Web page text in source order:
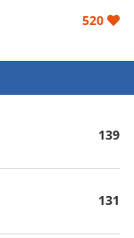
520
139
131